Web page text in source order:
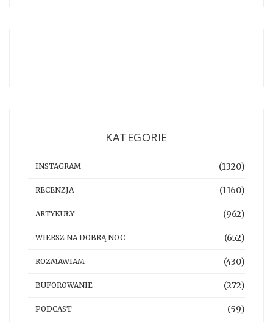
KATEGORIE
INSTAGRAM (1320)
RECENZJA (1160)
ARTYKUŁY (962)
WIERSZ NA DOBRĄ NOC (652)
ROZMAWIAM (430)
BUFOROWANIE (272)
PODCAST (59)